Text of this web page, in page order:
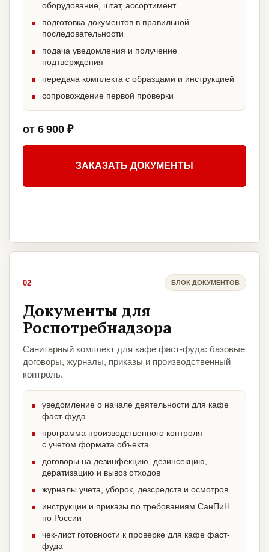
оборудование, штат, ассортимент
подготовка документов в правильной
последовательности
подача уведомления и получение
подтверждения
передача комплекта с образцами и инструкцией
сопровождение первой проверки
от 6 900 ₽
ЗАКАЗАТЬ ДОКУМЕНТЫ
02 БЛОК ДОКУМЕНТОВ
Документы для
Роспотребнадзора
Санитарный комплект для кафе фаст-фуда: базовые
договоры, журналы, приказы и производственный
контроль.
уведомление о начале деятельности для кафе
фаст-фуда
программа производственного контроля
с учетом формата объекта
договоры на дезинфекцию, дезинсекцию,
дератизацию и вывоз отходов
журналы учета, уборок, дезсредств и осмотров
инструкции и приказы по требованиям СанПиН
по России
чек-лист готовности к проверке для кафе фаст-
фуда